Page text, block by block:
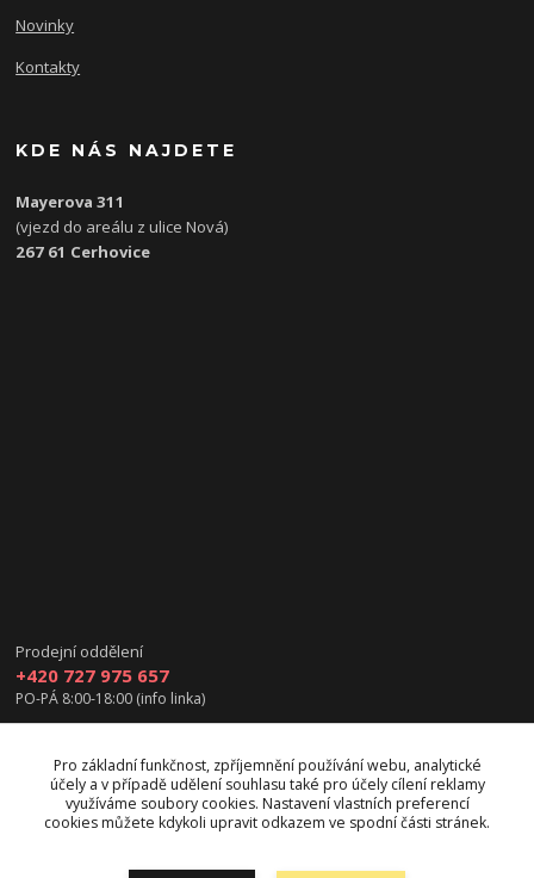
Novinky
Kontakty
KDE NÁS NAJDETE
Mayerova 311
(vjezd do areálu z ulice Nová)
267 61 Cerhovice
Prodejní oddělení
+420 727 975 657
PO-PÁ 8:00-18:00 (info linka)
Pro základní funkčnost, zpříjemnění používání webu, analytické
účely a v případě udělení souhlasu také pro účely cílení reklamy
využíváme soubory cookies. Nastavení vlastních preferencí
cookies můžete kdykoli upravit odkazem ve spodní části stránek.